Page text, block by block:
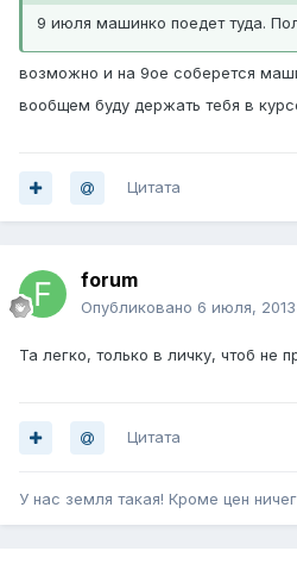
9 июля машинко поедет туда.
возможно и на 9ое соберется
вообщем буду держать тебя в
Цитата
forum
Опубликовано 6 июля, 2013
Та легко, только в личку, чтоб не
Цитата
У нас земля такая! Кроме цен